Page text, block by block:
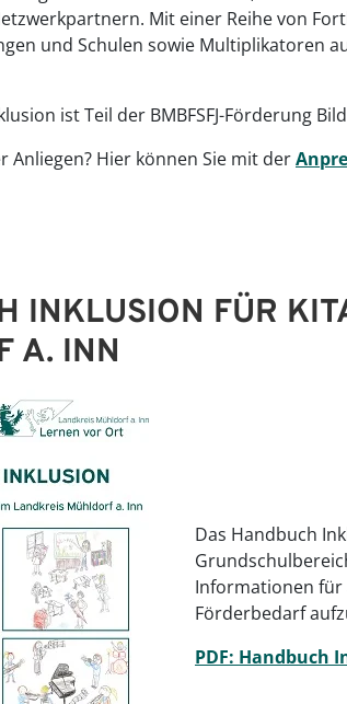
Mit einer Reihe von
und Schulen sowie Multiplikatoren
ist Teil der BMBFSFJ-Förderung
Anliegen? Hier können Sie mit der
INKLUSION FÜR
A. INN
Das Handbuch
Informationen für
Förderbedarf
PDF: Handbuch